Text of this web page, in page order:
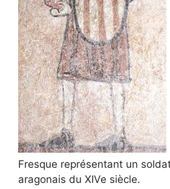
Fresque représentant un
aragonais du XIVe siècle.